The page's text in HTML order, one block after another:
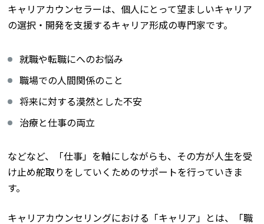
キャリアカウンセラーは、個人にとって望ましいキャリア
の選択・開発を支援するキャリア形成の専門家です。
就職や転職にへのお悩み
職場での人間関係のこと
将来に対する漠然とした不安
治療と仕事の両立
などなど、「仕事」を軸にしながらも、その方が人生を受
け止め舵取りをしていくためのサポートを行っていきま
す。
キャリアカウンセリングにおける「キャリア」とは、「職